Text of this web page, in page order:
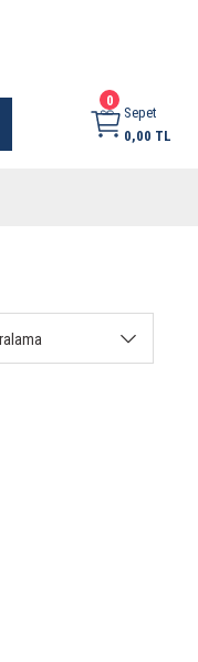
0
Sepet
0,00 TL